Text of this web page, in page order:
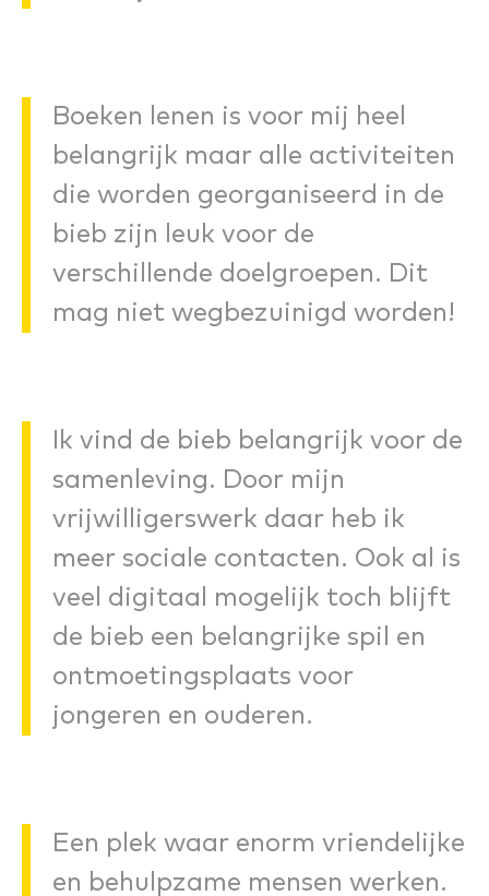
Boeken lenen is voor mij heel
belangrijk maar alle activiteiten
die worden georganiseerd in de
bieb zijn leuk voor de
verschillende doelgroepen. Dit
mag niet wegbezuinigd worden!
Ik vind de bieb belangrijk voor de
samenleving. Door mijn
vrijwilligerswerk daar heb ik
meer sociale contacten. Ook al is
veel digitaal mogelijk toch blijft
de bieb een belangrijke spil en
ontmoetingsplaats voor
jongeren en ouderen.
Een plek waar enorm vriendelijke
en behulpzame mensen werken.